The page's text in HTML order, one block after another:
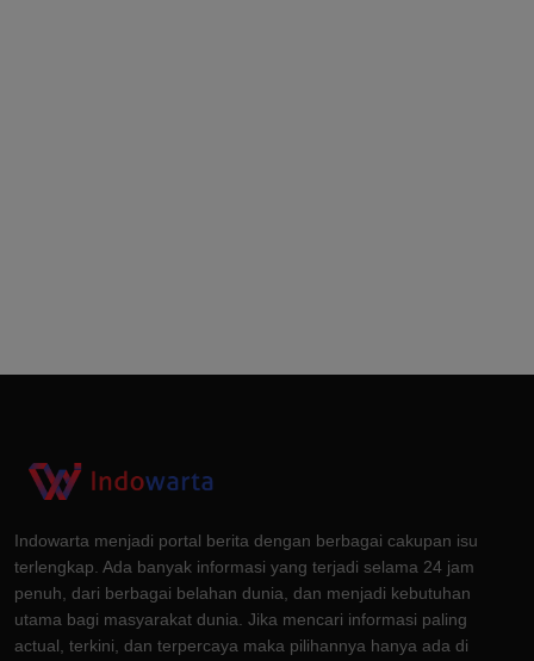
Indowarta menjadi portal berita dengan berbagai cakupan isu
terlengkap. Ada banyak informasi yang terjadi selama 24 jam
penuh, dari berbagai belahan dunia, dan menjadi kebutuhan
utama bagi masyarakat dunia. Jika mencari informasi paling
actual, terkini, dan terpercaya maka pilihannya hanya ada di